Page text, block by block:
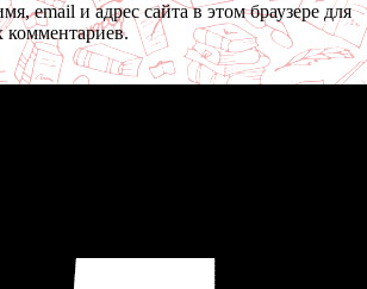
email и адрес сайта в этом браузере для